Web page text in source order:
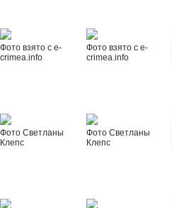
Фото взято с e-
crimea.info
Фото взято с e-
crimea.info
Фото Светланы
Клепс
Фото Светланы
Клепс